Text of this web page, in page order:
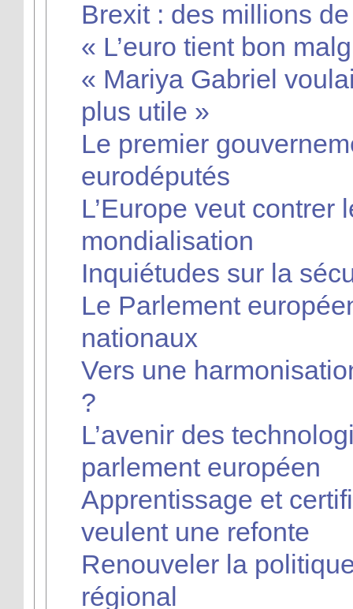
Brexit : des millions
« L’euro tient bon
« Mariya Gabriel
plus utile »
Le premier
eurodéputés
L’Europe veut contrer
mondialisation
Inquiétudes sur la
Le Parlement
nationaux
Vers une
?
L’avenir des
parlement européen
Apprentissage et
veulent une refonte
Renouveler la
régional